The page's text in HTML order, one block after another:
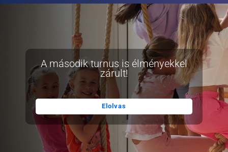
A második turnus is élményekkel
zárult!
Elolvas